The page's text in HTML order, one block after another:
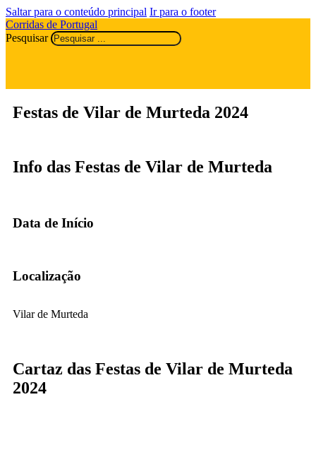
Saltar para o conteúdo principal Ir para o footer
Corridas de Portugal
Pesquisar
Festas de Vilar de Murteda 2024
Info das Festas de Vilar de Murteda
Data de Início
Localização
Vilar de Murteda
Cartaz das Festas de Vilar de Murteda
2024